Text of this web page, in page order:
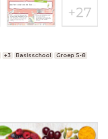
+3 Basisschool Groep 5-8